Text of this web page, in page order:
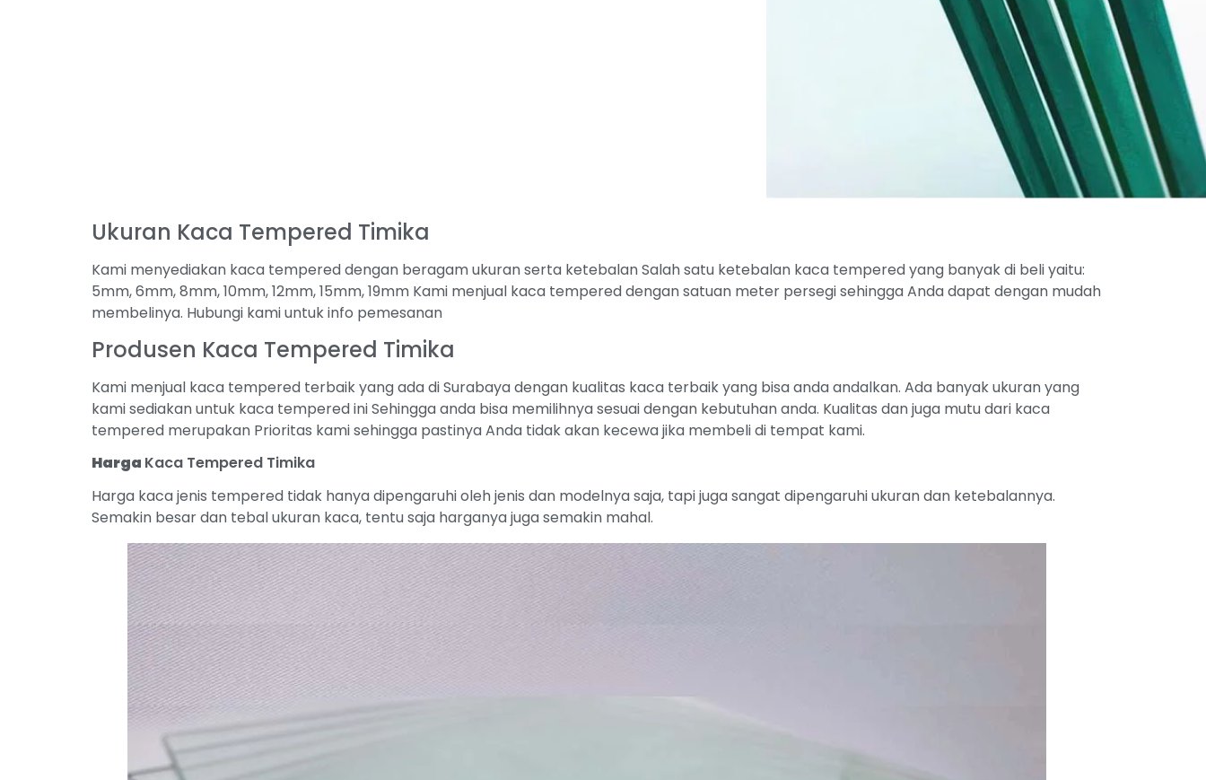
Ukuran Kaca Tempered Timika
Kami menyediakan kaca tempered dengan beragam ukuran serta ketebalan Salah satu ketebalan kaca tempered yang banyak di beli yaitu:
5mm, 6mm, 8mm, 10mm, 12mm, 15mm, 19mm Kami menjual kaca tempered dengan satuan meter persegi sehingga Anda dapat dengan mudah
membelinya. Hubungi kami untuk info pemesanan
Produsen Kaca Tempered Timika
Kami menjual kaca tempered terbaik yang ada di Surabaya dengan kualitas kaca terbaik yang bisa anda andalkan. Ada banyak ukuran yang
kami sediakan untuk kaca tempered ini Sehingga anda bisa memilihnya sesuai dengan kebutuhan anda. Kualitas dan juga mutu dari kaca
tempered merupakan Prioritas kami sehingga pastinya Anda tidak akan kecewa jika membeli di tempat kami.
Harga Kaca Tempered Timika
Harga kaca jenis tempered tidak hanya dipengaruhi oleh jenis dan modelnya saja, tapi juga sangat dipengaruhi ukuran dan ketebalannya.
Semakin besar dan tebal ukuran kaca, tentu saja harganya juga semakin mahal.